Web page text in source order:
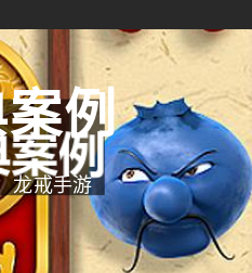
例
龙戒手游